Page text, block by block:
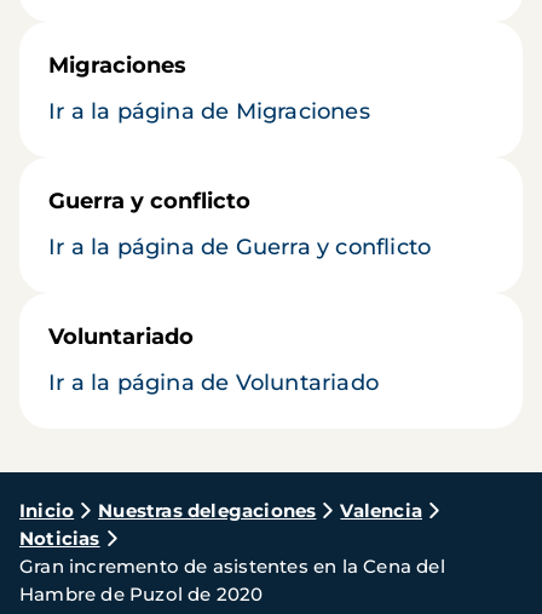
Migraciones
Ir a la página de Migraciones
Guerra y conflicto
Ir a la página de Guerra y conflicto
Voluntariado
Ir a la página de Voluntariado
Ruta
de
navegación
Inicio Nuestras delegaciones
Valencia
Noticias
Gran incremento de asistentes en la Cena del
Hambre de Puzol de 2020